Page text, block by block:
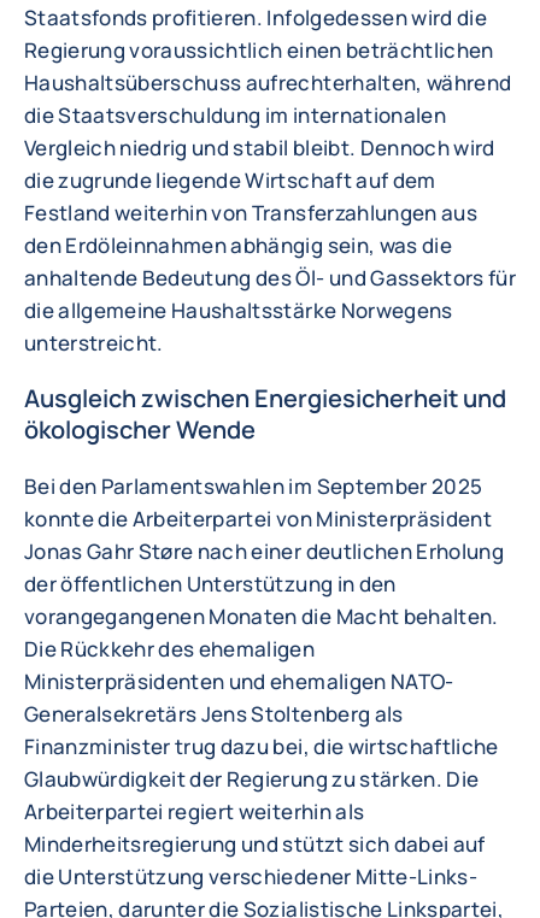
Staatsfonds profitieren. Infolgedessen wird die
Regierung voraussichtlich einen beträchtlichen
Haushaltsüberschuss aufrechterhalten, während
die Staatsverschuldung im internationalen
Vergleich niedrig und stabil bleibt. Dennoch wird
die zugrunde liegende Wirtschaft auf dem
Festland weiterhin von Transferzahlungen aus
den Erdöleinnahmen abhängig sein, was die
anhaltende Bedeutung des Öl- und Gassektors für
die allgemeine Haushaltsstärke Norwegens
unterstreicht.
Ausgleich zwischen Energiesicherheit und
ökologischer Wende
Bei den Parlamentswahlen im September 2025
konnte die Arbeiterpartei von Ministerpräsident
Jonas Gahr Støre nach einer deutlichen Erholung
der öffentlichen Unterstützung in den
vorangegangenen Monaten die Macht behalten.
Die Rückkehr des ehemaligen
Ministerpräsidenten und ehemaligen NATO-
Generalsekretärs Jens Stoltenberg als
Finanzminister trug dazu bei, die wirtschaftliche
Glaubwürdigkeit der Regierung zu stärken. Die
Arbeiterpartei regiert weiterhin als
Minderheitsregierung und stützt sich dabei auf
die Unterstützung verschiedener Mitte-Links-
Parteien, darunter die Sozialistische Linkspartei,